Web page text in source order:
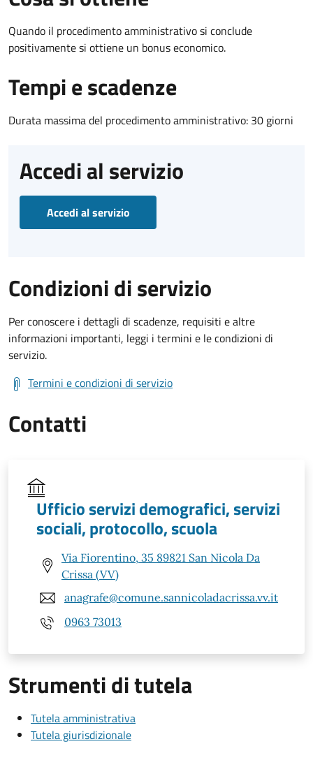
Quando il procedimento amministrativo si conclude
positivamente si ottiene un bonus economico.
Tempi e scadenze
Durata massima del procedimento amministrativo: 30 giorni
Accedi al servizio
Accedi al servizio
Condizioni di servizio
Per conoscere i dettagli di scadenze, requisiti e altre
informazioni importanti, leggi i termini e le condizioni di
servizio.
Termini e condizioni di servizio
Contatti
Ufficio servizi demografici, servizi
sociali, protocollo, scuola
Via Fiorentino, 35 89821 San Nicola Da
Crissa (VV)
anagrafe@comune.sannicoladacrissa.vv.it
0963 73013
Strumenti di tutela
Tutela amministrativa
Tutela giurisdizionale